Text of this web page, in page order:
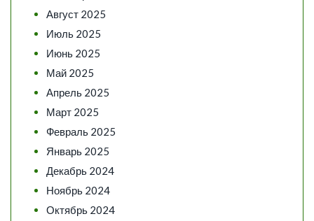
Август 2025
Июль 2025
Июнь 2025
Май 2025
Апрель 2025
Март 2025
Февраль 2025
Январь 2025
Декабрь 2024
Ноябрь 2024
Октябрь 2024